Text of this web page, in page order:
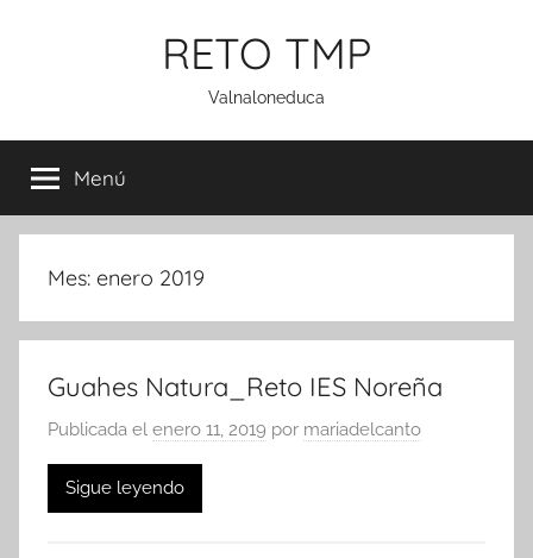
RETO TMP
Valnaloneduca
Menú
Mes: enero 2019
Guahes Natura_Reto IES Noreña
Publicada el enero 11, 2019 por mariadelcanto
Sigue leyendo